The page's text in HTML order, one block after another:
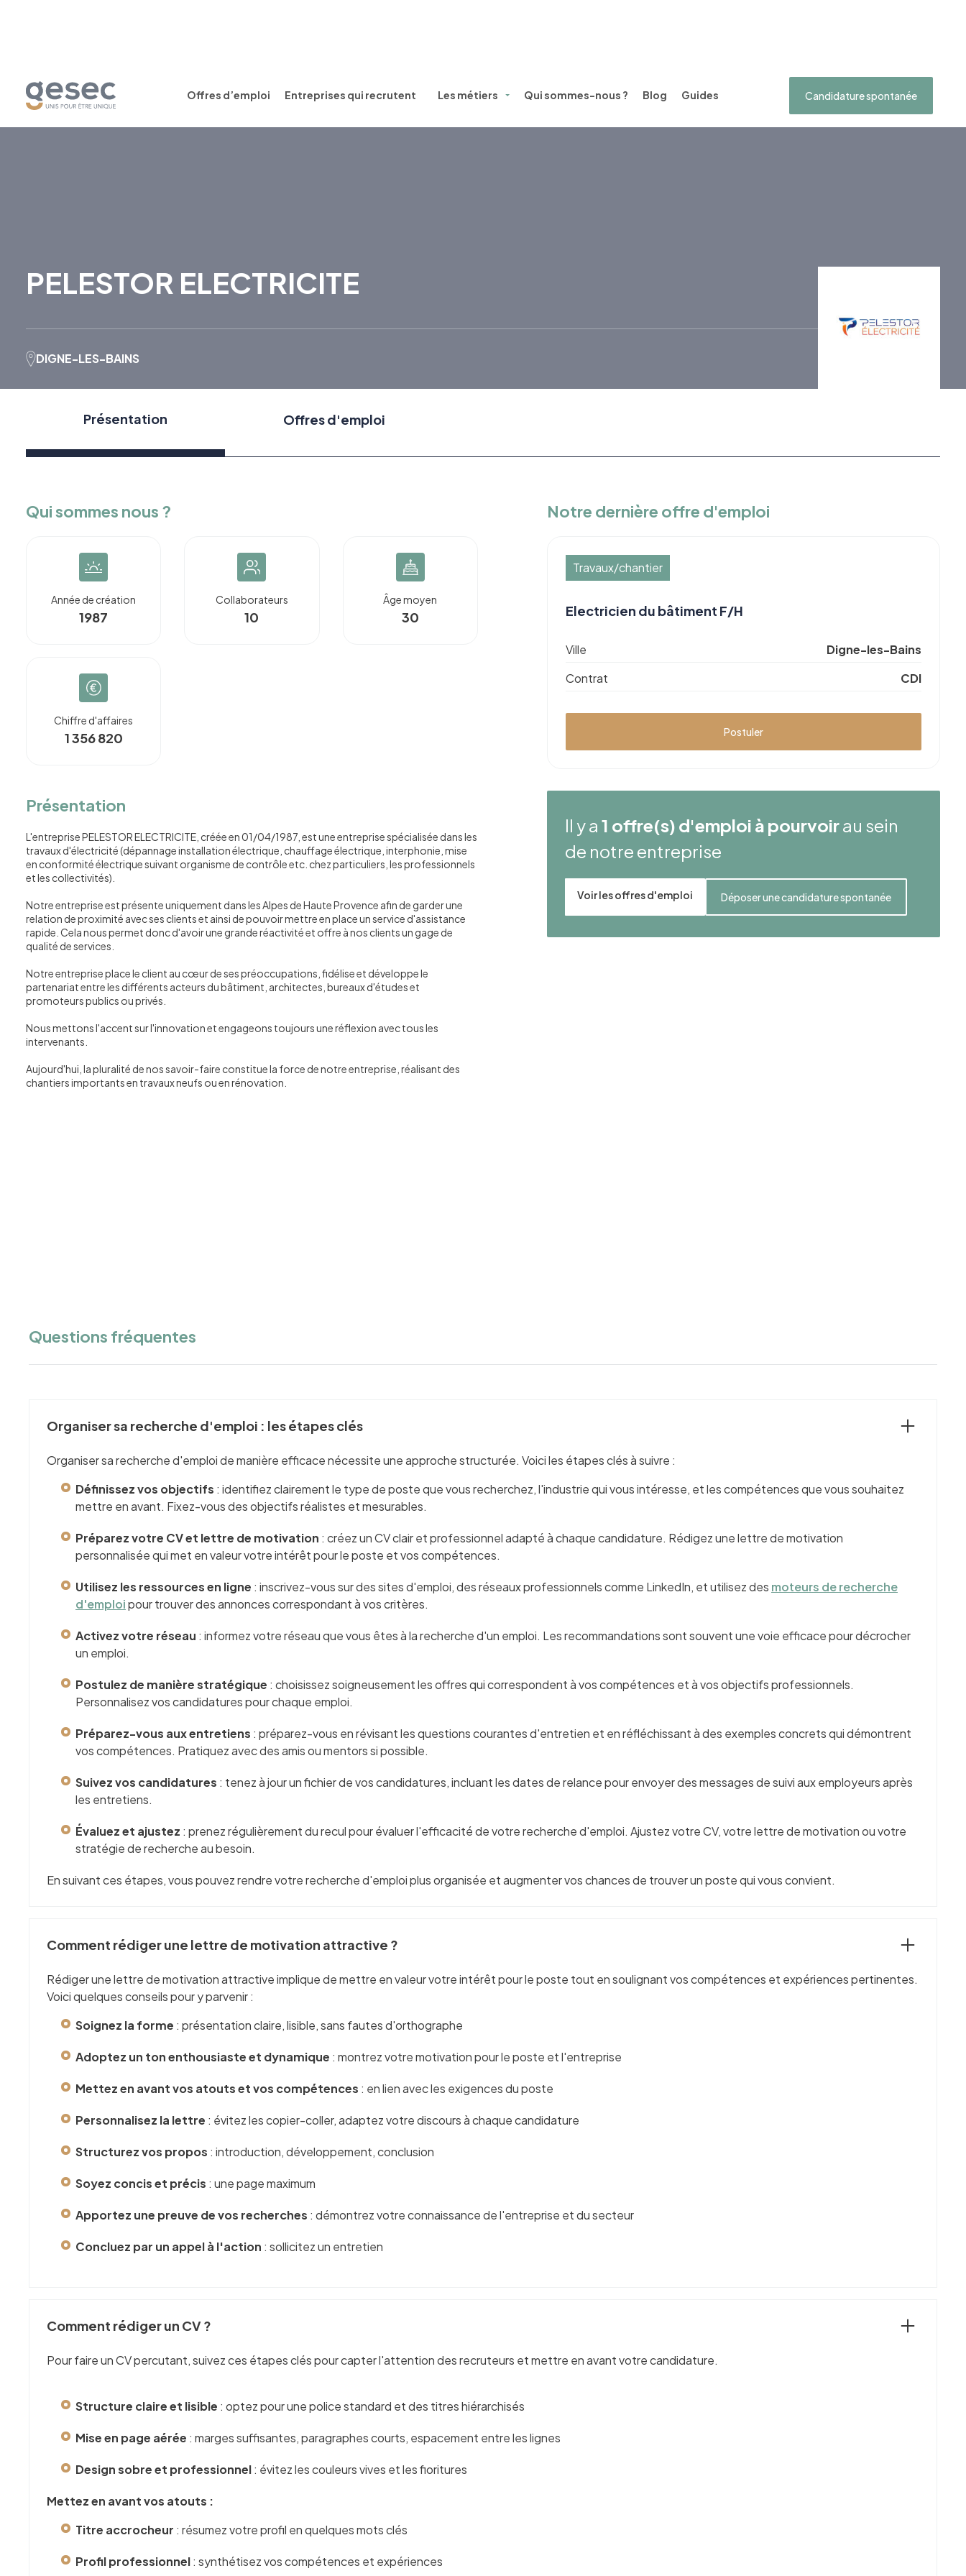
Offres d’emploi Entreprises qui recrutent Les métiers Qui sommes-nous ? Blog Guides Candidature spontanée
PELESTOR ELECTRICITE
DIGNE-LES-BAINS
Présentation Offres d'emploi
Qui sommes nous ?
Année de création
1987
Collaborateurs
10
Âge moyen
30
Chiffre d'affaires
1 356 820
Présentation
L'entreprise PELESTOR ELECTRICITE, créée en 01/04/1987, est une entreprise spécialisée dans les
travaux d'électricité (dépannage installation électrique, chauffage électrique, interphonie, mise
en conformité électrique suivant organisme de contrôle etc. chez particuliers, les professionnels
et les collectivités).
Notre entreprise est présente uniquement dans les Alpes de Haute Provence afin de garder une
relation de proximité avec ses clients et ainsi de pouvoir mettre en place un service d'assistance
rapide. Cela nous permet donc d'avoir une grande réactivité et offre à nos clients un gage de
qualité de services.
Notre entreprise place le client au cœur de ses préoccupations, fidélise et développe le
partenariat entre les différents acteurs du bâtiment, architectes, bureaux d'études et
promoteurs publics ou privés.
Nous mettons l'accent sur l'innovation et engageons toujours une réflexion avec tous les
intervenants.
Aujourd'hui, la pluralité de nos savoir-faire constitue la force de notre entreprise, réalisant des
chantiers importants en travaux neufs ou en rénovation.
Notre dernière offre d'emploi
Travaux/chantier
Electricien du bâtiment F/H
Ville
Digne-les-Bains
Contrat
CDI
Postuler
Il y a1 offre(s) d'emploi à pourvoirau sein
de notre entreprise
Voir les offres d'emploi Déposer une candidature spontanée
Questions fréquentes
Organiser sa recherche d'emploi : les étapes clés
Organiser sa recherche d'emploi de manière efficace nécessite une approche structurée. Voici les étapes clés à suivre :
Définissez vos objectifs : identifiez clairement le type de poste que vous recherchez, l'industrie qui vous intéresse, et les compétences que vous souhaitez
mettre en avant. Fixez-vous des objectifs réalistes et mesurables.
Préparez votre CV et lettre de motivation : créez un CV clair et professionnel adapté à chaque candidature. Rédigez une lettre de motivation
personnalisée qui met en valeur votre intérêt pour le poste et vos compétences.
Utilisez les ressources en ligne : inscrivez-vous sur des sites d'emploi, des réseaux professionnels comme LinkedIn, et utilisez des moteurs de recherche
d'emploipour trouver des annonces correspondant à vos critères.
Activez votre réseau : informez votre réseau que vous êtes à la recherche d'un emploi. Les recommandations sont souvent une voie efficace pour décrocher
un emploi.
Postulez de manière stratégique : choisissez soigneusement les offres qui correspondent à vos compétences et à vos objectifs professionnels.
Personnalisez vos candidatures pour chaque emploi.
Préparez-vous aux entretiens : préparez-vous en révisant les questions courantes d'entretien et en réfléchissant à des exemples concrets qui démontrent
vos compétences. Pratiquez avec des amis ou mentors si possible.
Suivez vos candidatures : tenez à jour un fichier de vos candidatures, incluant les dates de relance pour envoyer des messages de suivi aux employeurs après
les entretiens.
Évaluez et ajustez : prenez régulièrement du recul pour évaluer l'efficacité de votre recherche d'emploi. Ajustez votre CV, votre lettre de motivation ou votre
stratégie de recherche au besoin.
En suivant ces étapes, vous pouvez rendre votre recherche d'emploi plus organisée et augmenter vos chances de trouver un poste qui vous convient.
Comment rédiger une lettre de motivation attractive ?
Rédiger une lettre de motivation attractive implique de mettre en valeur votre intérêt pour le poste tout en soulignant vos compétences et expériences pertinentes.
Voici quelques conseils pour y parvenir :
Soignez la forme : présentation claire, lisible, sans fautes d'orthographe
Adoptez un ton enthousiaste et dynamique : montrez votre motivation pour le poste et l'entreprise
Mettez en avant vos atouts et vos compétences : en lien avec les exigences du poste
Personnalisez la lettre : évitez les copier-coller, adaptez votre discours à chaque candidature
Structurez vos propos : introduction, développement, conclusion
Soyez concis et précis : une page maximum
Apportez une preuve de vos recherches : démontrez votre connaissance de l'entreprise et du secteur
Concluez par un appel à l'action : sollicitez un entretien
Comment rédiger un CV ?
Pour faire un CV percutant, suivez ces étapes clés pour capter l'attention des recruteurs et mettre en avant votre candidature.
Structure claire et lisible : optez pour une police standard et des titres hiérarchisés
Mise en page aérée : marges suffisantes, paragraphes courts, espacement entre les lignes
Design sobre et professionnel: évitez les couleurs vives et les fioritures
Mettez en avant vos atouts :
Titre accrocheur : résumez votre profil en quelques mots clés
Profil professionnel: synthétisez vos compétences et expériences